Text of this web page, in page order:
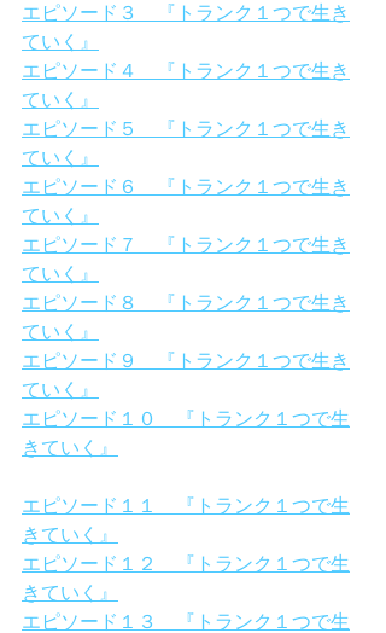
エピソード３　『トランク１つで生き
ていく』
エピソード４　『トランク１つで生き
ていく』
エピソード５　『トランク１つで生き
ていく』
エピソード６　『トランク１つで生き
ていく』
エピソード７　『トランク１つで生き
ていく』
エピソード８　『トランク１つで生き
ていく』
エピソード９　『トランク１つで生き
ていく』
エピソード１０　『トランク１つで生
きていく』
エピソード１１　『トランク１つで生
きていく』
エピソード１２　『トランク１つで生
きていく』
エピソード１３　『トランク１つで生